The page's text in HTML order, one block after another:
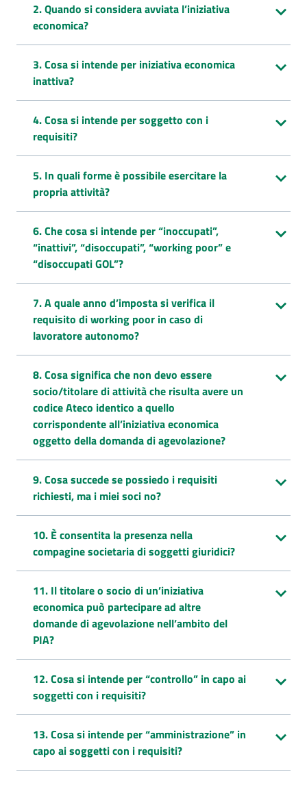
2. Quando si considera avviata l’iniziativa
economica?
3. Cosa si intende per iniziativa economica
inattiva?
4. Cosa si intende per soggetto con i
requisiti?
5. In quali forme è possibile esercitare la
propria attività?
6. Che cosa si intende per “inoccupati”,
“inattivi”, “disoccupati”, “working poor” e
“disoccupati GOL”?
7. A quale anno d’imposta si verifica il
requisito di working poor in caso di
lavoratore autonomo?
8. Cosa significa che non devo essere
socio/titolare di attività che risulta avere un
codice Ateco identico a quello
corrispondente all’iniziativa economica
oggetto della domanda di agevolazione?
9. Cosa succede se possiedo i requisiti
richiesti, ma i miei soci no?
10. È consentita la presenza nella
compagine societaria di soggetti giuridici?
11. Il titolare o socio di un’iniziativa
economica può partecipare ad altre
domande di agevolazione nell’ambito del
PIA?
12. Cosa si intende per “controllo” in capo ai
soggetti con i requisiti?
13. Cosa si intende per “amministrazione” in
capo ai soggetti con i requisiti?